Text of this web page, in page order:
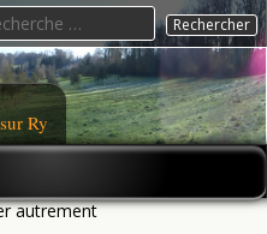
Ry
autrement